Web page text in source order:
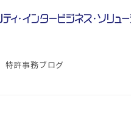
特許事務ブログ